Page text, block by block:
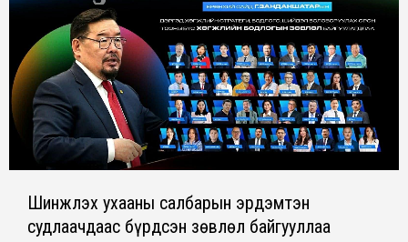
Шинжлэх ухааны салбарын эрдэмтэн
судлаачдаас бүрдсэн зөвлөл байгууллаа